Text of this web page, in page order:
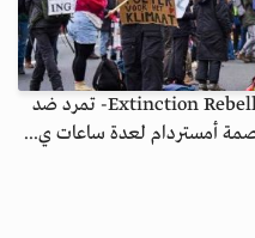
أغلق نشطاء البيئة من مجموعة (Extinction Rebellion- تمرد ضد
أمستردام لعدة ساعات ي...